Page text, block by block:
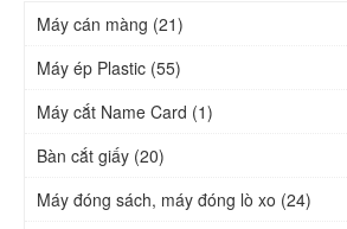
Máy cán màng (21)
Máy ép Plastic (55)
Máy cắt Name Card (1)
Bàn cắt giấy (20)
Máy đóng sách, máy đóng lò xo (24)